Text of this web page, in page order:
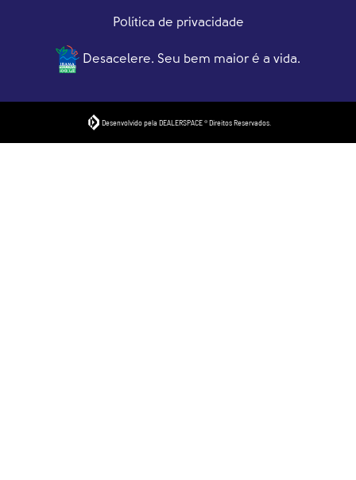
Política de privacidade
Desacelere. Seu bem maior é a vida.
Desenvolvido pela DEALERSPACE ® Direitos Reservados.